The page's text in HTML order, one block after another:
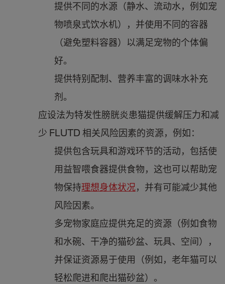
提供不同的水源（静水、流动水，例如宠
物喷泉式饮水机），并使用不同的容器
（避免塑料容器）以满足宠物的个体偏
好。
提供特别配制、营养丰富的调味水补充
剂。
应设法为特发性膀胱炎患猫提供缓解压力和减
少 FLUTD 相关风险因素的资源，例如：
提供包含玩具和游戏环节的活动，包括使
用益智喂食器提供食物，这也可以帮助宠
物保持理想身体状况，并有可能减少其他
风险因素。
多宠物家庭应提供充足的资源（例如食物
和水碗、干净的猫砂盆、玩具、空间），
并保证资源易于使用（例如，老年猫可以
轻松爬进和爬出猫砂盆）。